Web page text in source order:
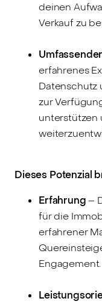
deinen
Verkauf zu
erfahrenes
Datenschutz
zur
unterstützen
Dieses Potenzial
Erfahrung–
für die
erfahrener
Engagement.